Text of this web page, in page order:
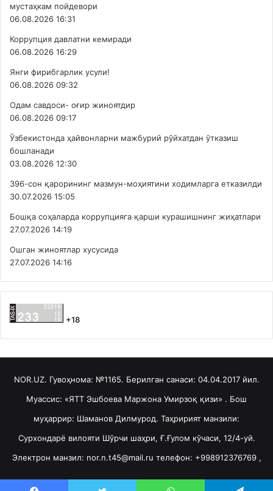
мустаҳкам пойдевори
06.08.2026 16:31
Коррупция давлатни кемиради
06.08.2026 16:29
Янги фирибгарлик усули!
06.08.2026 09:32
Одам савдоси- оғир жиноятдир
06.08.2026 09:17
Ўзбекистонда ҳайвонларни мажбурий рўйхатдан ўтказиш
бошланади
03.08.2026 12:30
396-сон қарорининг мазмун-моҳиятини ходимларга етказилди
30.07.2026 15:05
Бошқа соҳаларда коррупцияга қарши курашишнинг жиҳатлари
27.07.2026 14:19
Ошган жиноятлар хусусида
27.07.2026 14:16
+18
NOR.UZ. Гувоҳнома: №1165. Берилган санаси: 04.04.2017 йил.
Муассис: «ЯТТ Эшбоева Маржона Умирзоқ қизи» . Бош
муҳаррир: Шаманов Дилмурод. Таҳририят манзили:
Сурхондарё вилояти Шўрчи шаҳри, Ғ.Ғулом кўчаси, 12/4-уй.
Электрон манзил: nor.n.t45@mail.ru телефон: +998912376769 ,